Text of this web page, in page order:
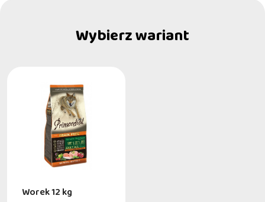
Wybierz wariant
Worek 12 kg